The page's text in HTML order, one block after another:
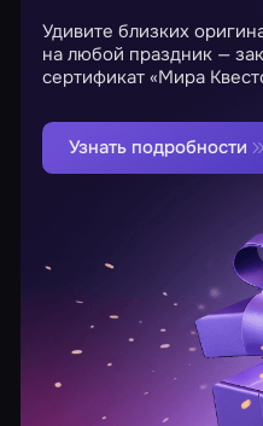
Удивите близких
на любой праздник —
сертификат «Мира
Узнать подробности